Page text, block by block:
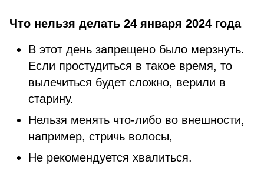
Что нельзя делать 24 января 2024 года
В этот день запрещено было мерзнуть.
Если простудиться в такое время, то
вылечиться будет сложно, верили в
старину.
Нельзя менять что-либо во внешности,
например, стричь волосы,
Не рекомендуется хвалиться.